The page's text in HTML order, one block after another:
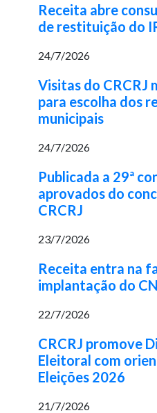
Receita abre
de restituição do
24/7/2026
Visitas do CRCRJ
para escolha dos
municipais
24/7/2026
Publicada a 29ª
aprovados do
CRCRJ
23/7/2026
Receita entra na
implantação do
22/7/2026
CRCRJ promove
Eleitoral com
Eleições 2026
21/7/2026